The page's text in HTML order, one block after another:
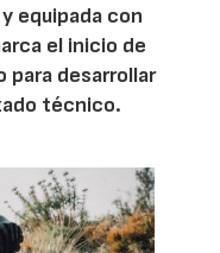
equipada con
el inicio de
para desarrollar
técnico.